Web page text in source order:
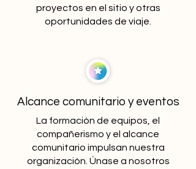
proyectos en el sitio y otras
oportunidades de viaje.
Alcance comunitario y eventos
La formación de equipos, el
compañerismo y el alcance
comunitario impulsan nuestra
organización. Únase a nosotros